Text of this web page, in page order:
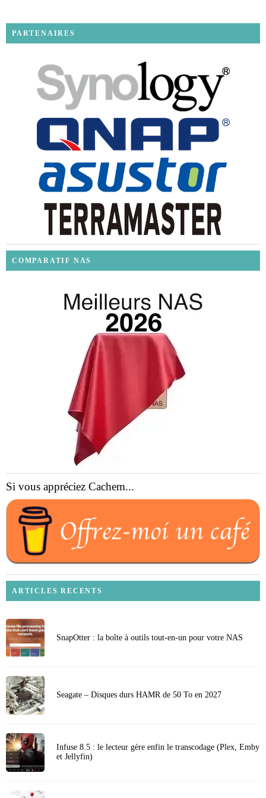
PARTENAIRES
COMPARATIF NAS
Si vous appréciez Cachem...
ARTICLES RECENTS
SnapOtter : la boîte à outils tout-en-un pour votre NAS
Seagate – Disques durs HAMR de 50 To en 2027
Infuse 8.5 : le lecteur gère enfin le transcodage (Plex, Emby
et Jellyfin)